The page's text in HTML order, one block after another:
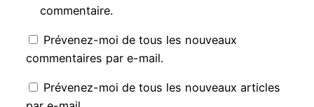
commentaire.
Prévenez-moi de tous les nouveaux
commentaires par e-mail.
Prévenez-moi de tous les nouveaux articles